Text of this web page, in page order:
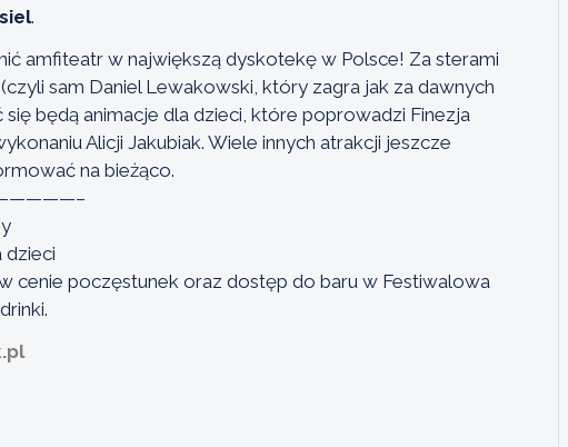
.
amfiteatr w największą dyskotekę w Polsce! Za sterami
sam Daniel Lewakowski, który zagra jak za dawnych
będą animacje dla dzieci, które poprowadzi Finezja
Alicji Jakubiak. Wiele innych atrakcji jeszcze
na bieżąco.
dzieci
cenie poczęstunek oraz dostęp do baru w Festiwalowa